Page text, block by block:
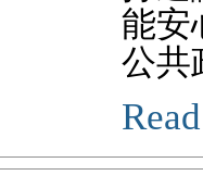
能安
公共